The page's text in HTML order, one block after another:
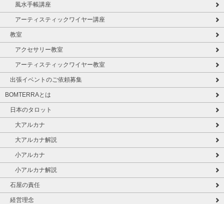
風水手帳講座
アーティスティックワイヤー講座
教室
アクセサリー教室
アーティスティックワイヤー教室
出張イベントのご依頼募集
BOMTERRAとは
日本のタロット
大アルカナ
大アルカナ解説
小アルカナ
小アルカナ解説
石屋の責任
経営理念